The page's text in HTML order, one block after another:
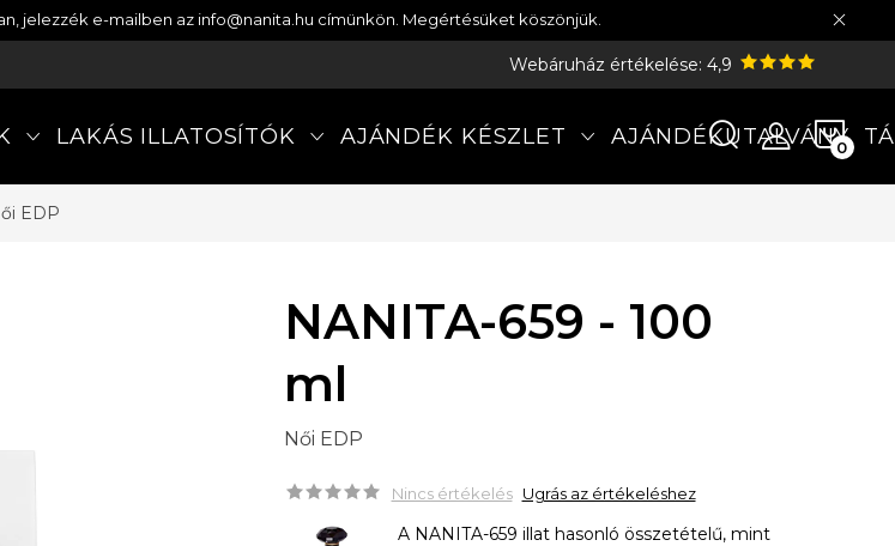
jelezzék e-mailben az info@nanita.hu címünkön. Megértésüket köszönjük.
Webáruház értékelése: 4,9
LAKÁS ILLATOSÍTÓK AJÁNDÉK KÉSZLET AJÁNDÉKUTALVÁNY
EDP
NANITA-659 - 100
ml
Női EDP
Nincs értékelés Ugrás az értékeléshez
A NANITA-659 illat hasonló összetételű, mint